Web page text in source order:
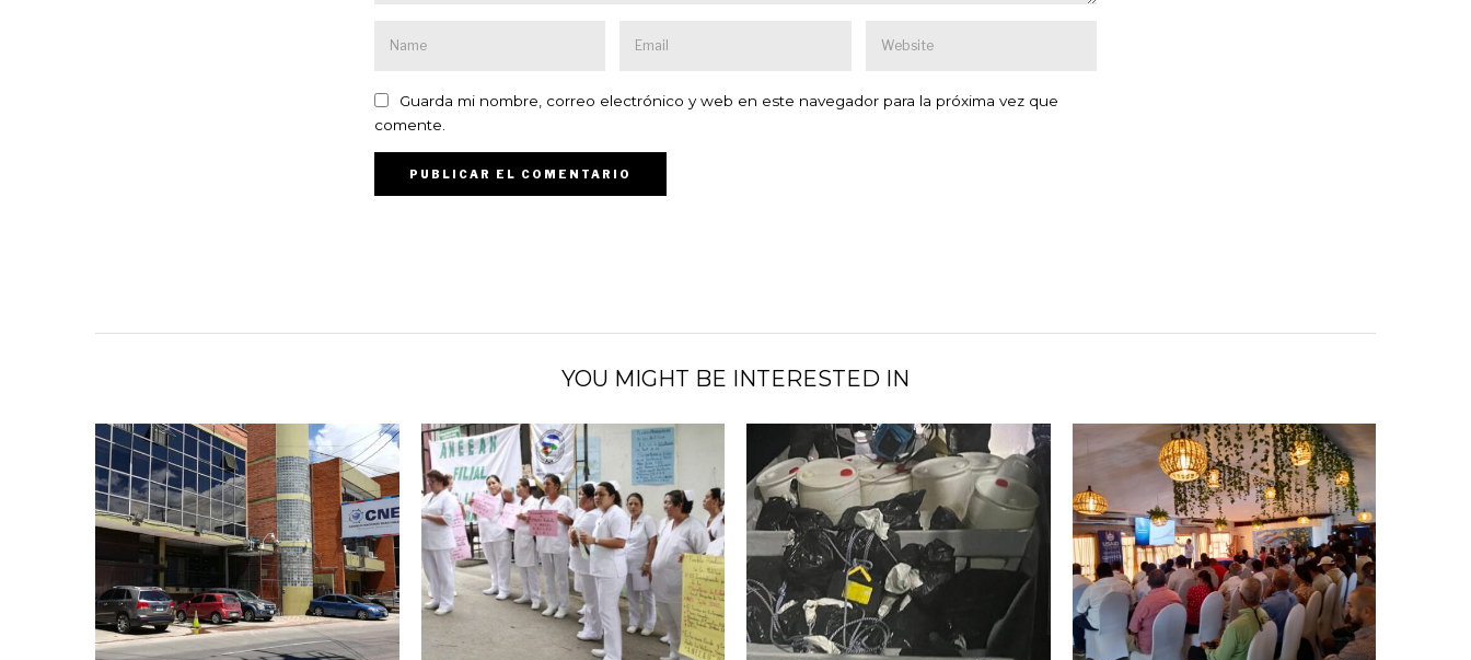
Guarda mi nombre, correo electrónico y web en este navegador para la próxima vez que
comente.
YOU MIGHT BE INTERESTED IN